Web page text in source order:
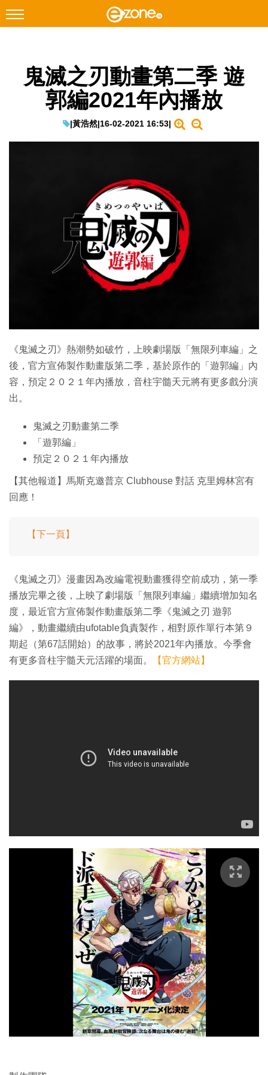
Facebook Instagram
遊戲動漫
生成式AI與雲端應用
Enterprise Digital Transformation
鬼滅之刃動畫第二季 遊
郭編2021年內播放
|黃浩然|16-02-2021 16:53|
《鬼滅之刃》熱潮勢如破竹，上映劇場版「無限列車編」之
後，官方宣佈製作動畫版第二季，基於原作的「遊郭編」內
容，預定２０２１年內播放，音柱宇髓天元將有更多戲分演
出。
鬼滅之刃動畫第二季
「遊郭編」
預定２０２１年內播放
【其他報道】馬斯克邀普京 Clubhouse 對話 克里姆林宮有
回應！
【下一頁】
《鬼滅之刃》漫畫因為改編電視動畫獲得空前成功，第一季
播放完畢之後，上映了劇場版「無限列車編」繼續增加知名
度，最近官方宣佈製作動畫版第二季《鬼滅之刃 遊郭
編》，動畫繼續由ufotable負責製作，相對原作單行本第９
期起（第67話開始）的故事，將於2021年內播放。今季會
有更多音柱宇髓天元活躍的場面。
【官方網站】